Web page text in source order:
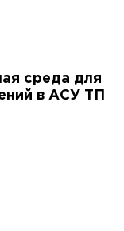
среда для
в АСУ ТП